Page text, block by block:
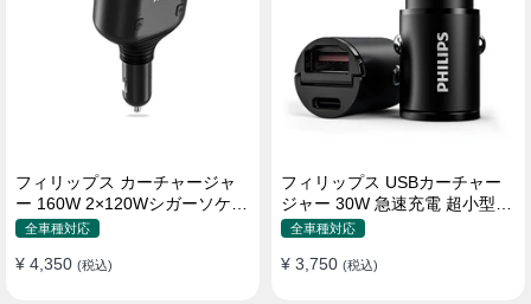
フィリップス カーチャージャ
ー 160W 2×120Wシガーソケッ
ト おしゃれ
全車種対応
¥ 4,350 (税込)
フィリップス USBカーチャー
ジャー 30W 急速充電 超小型設
計 おしゃれ シガーソケット
全車種対応
¥ 3,750 (税込)